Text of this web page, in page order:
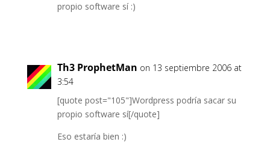
propio software sí­ :)
Th3 ProphetMan on 13 septiembre 2006 at
3:54
[quote post="105"]Wordpress podrí­a sacar su
propio software sí[/quote]
Eso estarí­a bien :)